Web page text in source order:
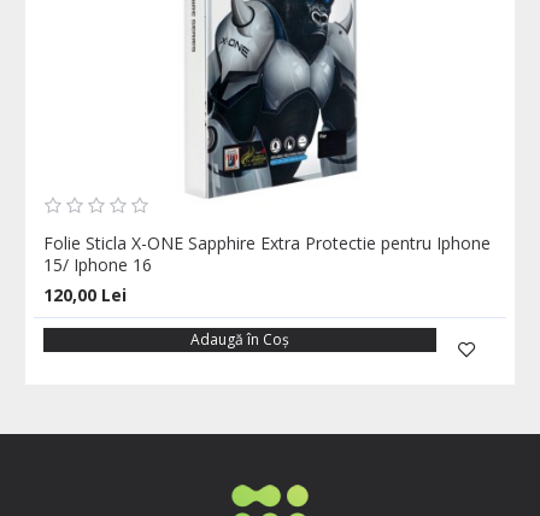
Folie Sticla X-ONE Sapphire Extra Protectie pentru Iphone
15/ Iphone 16
120,00 Lei
Adaugă în Coş